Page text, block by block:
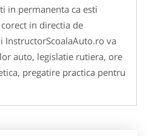
in permanenta ca esti
in directia de
va
auto, legislatie rutiera, ore
pregatire practica pentru